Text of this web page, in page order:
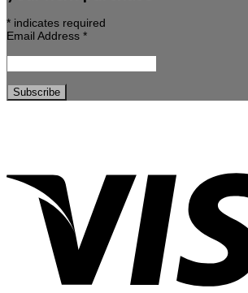
* indicates required
Email Address *